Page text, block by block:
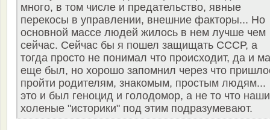
много, в том числе и предательство, явные
перекосы в управлении, внешние факторы... Но
основной массе людей жилось в нем лучше чем
сейчас. Сейчас бы я пошел защищать СССР, а
тогда просто не понимал что происходит, да и
еще был, но хорошо запомнил через что
пройти родителям, знакомым, простым людям...
это и был геноцид и голодомор, а не то что наши
холеные "историки" под этим подразумевают.